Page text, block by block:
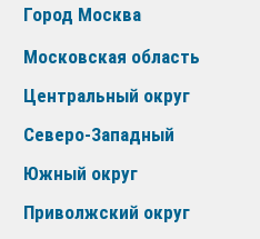
Город Москва
Московская область
Центральный округ
Северо-Западный
Южный округ
Приволжский округ